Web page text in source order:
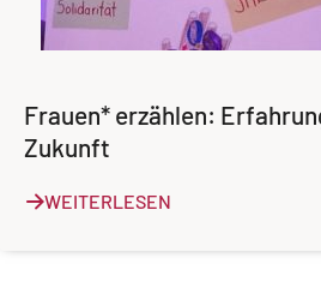
Frauen* erzählen:
Zukunft
WEITERLESEN